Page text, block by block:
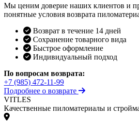
Мы ценим доверие наших клиентов и
понятные условия возврата
Возврат в течение 14 дней
Сохранение товарного вида
Быстрое оформление
Индивидуальный подход
По вопросам возврата:
+7 (985) 472-11-99
Подробнее о возврате
VITLES
Качественные пиломатериалы и